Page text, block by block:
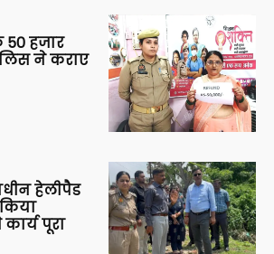
हजार
ने कराए
हेलीपैड
पूरा